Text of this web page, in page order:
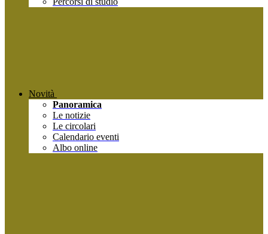
Novità
Panoramica
Le notizie
Le circolari
Calendario eventi
Albo online